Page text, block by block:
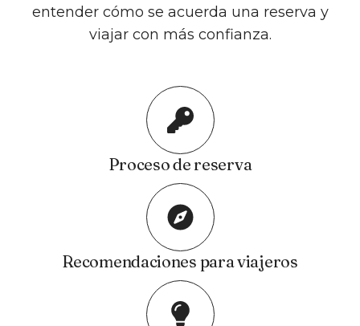
entender cómo se acuerda una reserva y
viajar con más confianza.
Proceso de reserva
Recomendaciones para viajeros